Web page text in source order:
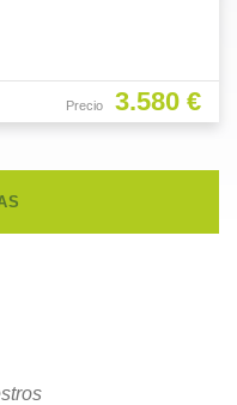
Precio 3.580 €